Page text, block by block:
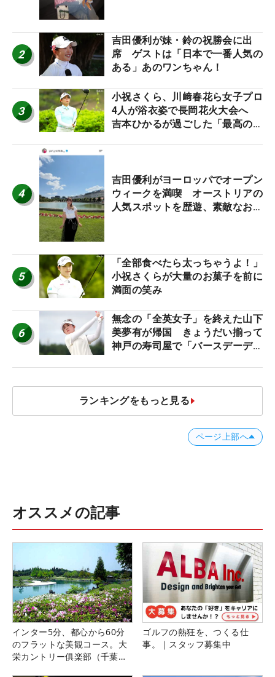
2
吉田優利が妹・鈴の祝勝会に出
席 ゲストは「日本で一番人気の
ある」あのワンちゃん！
3
小祝さくら、川﨑春花ら女子プロ
4人が浴衣姿で長岡花火大会へ
吉本ひかるが過ごした「最高の夏
4
吉田優利がヨーロッパでオープン
ウィークを満喫 オーストリアの
人気スポットを歴遊、素敵なお土
5
「全部食べたら太っちゃうよ！」
小祝さくらが大量のお菓子を前に
満面の笑み
6
無念の「全英女子」を終えた山下
美夢有が帰国 きょうだい揃って
神戸の寿司屋で「バースデーディ
ランキングをもっと見る
ページ上部へ
オススメの記事
インター5分、都心から60分
のフラットな美観コース。大
栄カントリー俱楽部（千葉
ゴルフの熱狂を、つくる仕
事。｜スタッフ募集中